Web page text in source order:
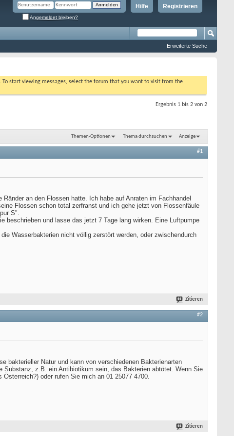
Registrieren
Hilfe
Angemeldet bleiben?
Erweiterte Suche
To start viewing messages, select the forum that you want to visit from the
Ergebnis 1 bis 2 von 2
Themen-Optionen Thema durchsuchen Anzeige
#1
an den Flossen hatte. Ich habe auf Anraten im Fachhandel
Flossen schon total zerfranst und ich gehe jetzt von Flossenfäule
S".
beschrieben und lasse das jetzt 7 Tage lang wirken. Eine Luftpumpe
Wasserbakterien nicht völlig zerstört werden, oder zwischendurch
Zitieren
#2
bakterieller Natur und kann von verschiedenen Bakterienarten
z.B. ein Antibiotikum sein, das Bakterien abtötet. Wenn Sie
oder rufen Sie mich an 01 25077 4700.
Zitieren